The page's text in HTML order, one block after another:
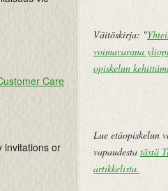
Care
invitations or
Väitöskirja: "
voimavarana
opiskelun
Lue etäopiskelun
vapaudesta tästä
artikkelista.